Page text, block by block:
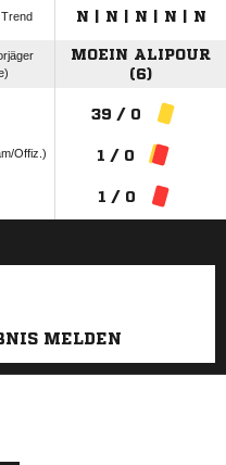
N | N | N | N | N
MOEIN ALIPOUR
(6)
Offiz.)
39 / 0
1 / 0
1 / 0
MELDEN